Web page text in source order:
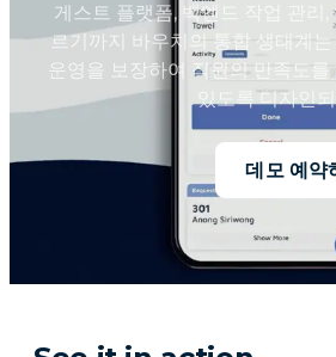
게스트 플랫폼, 백엔드 작업 관리
르기까지 바우치의 통합 생태계
운영을 보장하여 직원의 만족도
있도록 디자인
데모 예약